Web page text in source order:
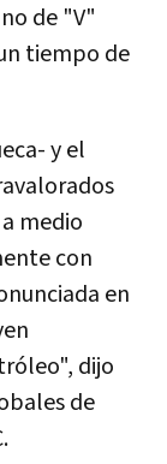
de "V"
tiempo de
y el
medio
con
en
dijo
de